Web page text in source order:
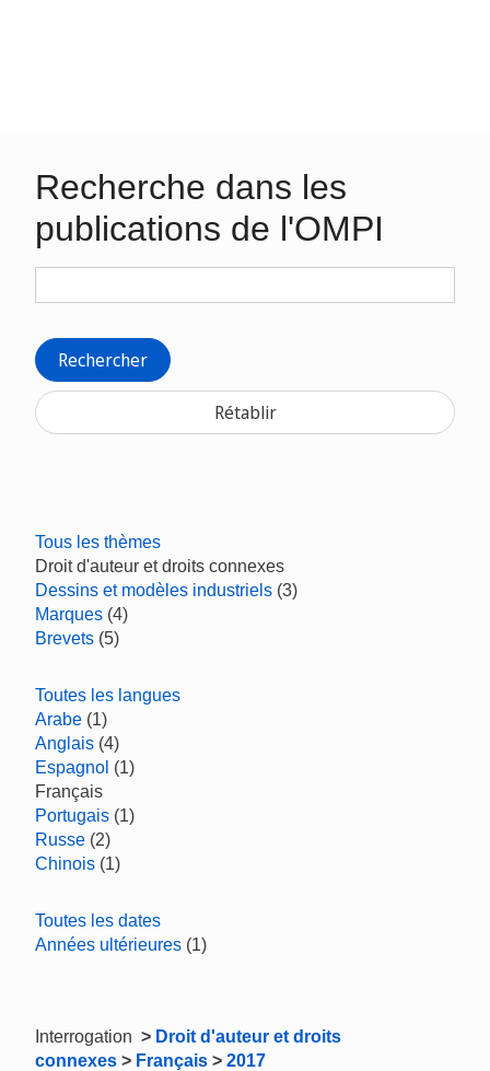
Recherche dans les
publications de l'OMPI
Rechercher
Rétablir
Tous les thèmes
Droit d'auteur et droits connexes
Dessins et modèles industriels (3)
Marques (4)
Brevets (5)
Toutes les langues
Arabe (1)
Anglais (4)
Espagnol (1)
Français
Portugais (1)
Russe (2)
Chinois (1)
Toutes les dates
Années ultérieures (1)
Interrogation > Droit d'auteur et droits
connexes > Français > 2017